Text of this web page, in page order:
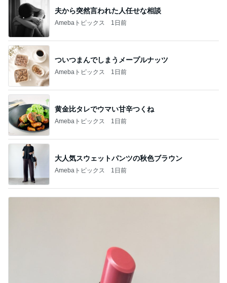
夫から突然言われた人任せな相談
Amebaトピックス 1日前
ついつまんでしまうメープルナッツ
Amebaトピックス 1日前
黄金比タレでウマい甘辛つくね
Amebaトピックス 1日前
大人気スウェットパンツの秋色ブラウン
Amebaトピックス 1日前